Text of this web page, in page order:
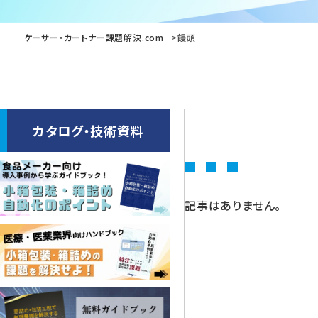
ケーサー・カートナー課題解決.com 饅頭
記事はありません。
カタログ・技術資料